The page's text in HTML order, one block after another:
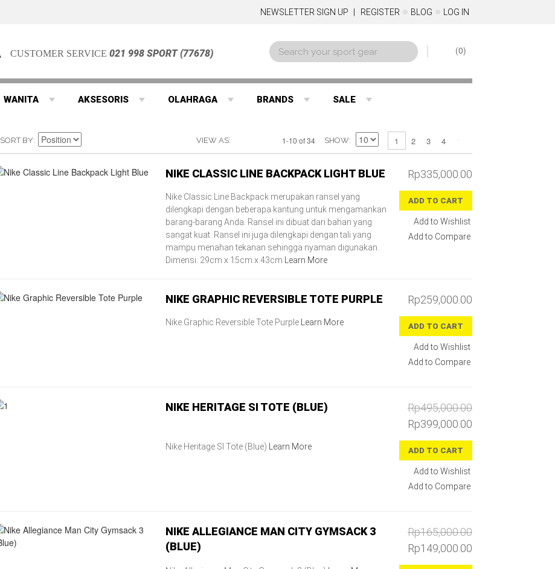
NEWSLETTER SIGN UP REGISTER BLOG LOG IN
CUSTOMER SERVICE021 998 SPORT (77678) 0
WANITA AKSESORIS OLAHRAGA BRANDS SALE
SORT BY VIEW AS 1-10 of 34 SHOW 1 2 3 4
NIKE CLASSIC LINE BACKPACK LIGHT BLUE Rp335,000.00
ADD TO CART
Add to Wishlist
Add to Compare
Nike Classic Line Backpack merupakan ransel yang
dilengkapi dengan beberapa kantung untuk mengamankan
barang-barang Anda. Ransel ini dibuat dari bahan yang
sangat kuat. Ransel ini juga dilengkapi dengan tali yang
mampu menahan tekanan sehingga nyaman digunakan.
Dimensi: 29cm x 15cm x 43cm
Learn More
NIKE GRAPHIC REVERSIBLE TOTE PURPLE Rp259,000.00
ADD TO CART
Add to Wishlist
Add to Compare
Nike Graphic Reversible Tote Purple Learn More
NIKE HERITAGE SI TOTE (BLUE)
Rp495,000.00
Rp399,000.00
ADD TO CART
Add to Wishlist
Add to Compare
Nike Heritage SI Tote (Blue) Learn More
NIKE ALLEGIANCE MAN CITY GYMSACK 3
(BLUE)
Rp165,000.00
Rp149,000.00